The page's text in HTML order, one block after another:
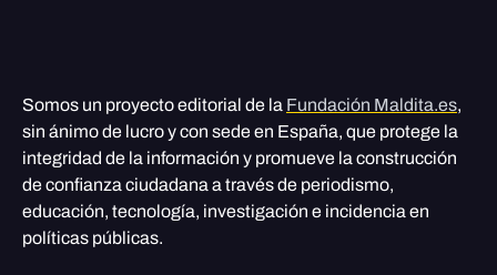
Somos un proyecto editorial de la Fundación Maldita.es,
sin ánimo de lucro y con sede en España, que protege la
integridad de la información y promueve la construcción
de confianza ciudadana a través de periodismo,
educación, tecnología, investigación e incidencia en
políticas públicas.